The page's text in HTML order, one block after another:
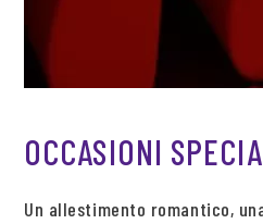
OCCASIONI
Un allestimento romantico,